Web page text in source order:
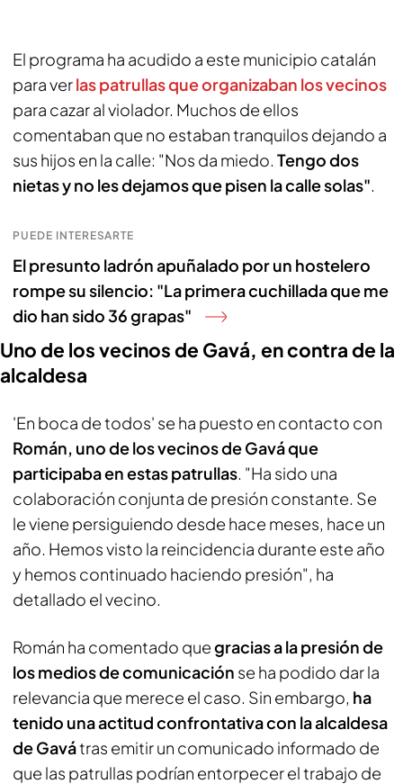
El programa ha acudido a este municipio catalán
para verlas patrullas que organizaban los vecinos
para cazar al violador. Muchos de ellos
comentaban que no estaban tranquilos dejando a
sus hijos en la calle: "Nos da miedo. Tengo dos
nietas y no les dejamos que pisen la calle solas".
PUEDE INTERESARTE
El presunto ladrón apuñalado por un hostelero
rompe su silencio: "La primera cuchillada que me
dio han sido 36 grapas"
Uno de los vecinos de Gavá, en contra de la
alcaldesa
'En boca de todos' se ha puesto en contacto con
Román, uno de los vecinos de Gavá que
participaba en estas patrullas. "Ha sido una
colaboración conjunta de presión constante. Se
le viene persiguiendo desde hace meses, hace un
año. Hemos visto la reincidencia durante este año
y hemos continuado haciendo presión", ha
detallado el vecino.
Román ha comentado quegracias a la presión de
los medios de comunicación se ha podido dar la
relevancia que merece el caso. Sin embargo, ha
tenido una actitud confrontativa con la alcaldesa
de Gavátras emitir un comunicado informado de
que las patrullas podrían entorpecer el trabajo de